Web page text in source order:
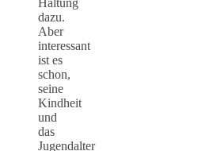
dazu.
Aber
interessant
ist es
schon,
seine
Kindheit
und
das
Jugendalter